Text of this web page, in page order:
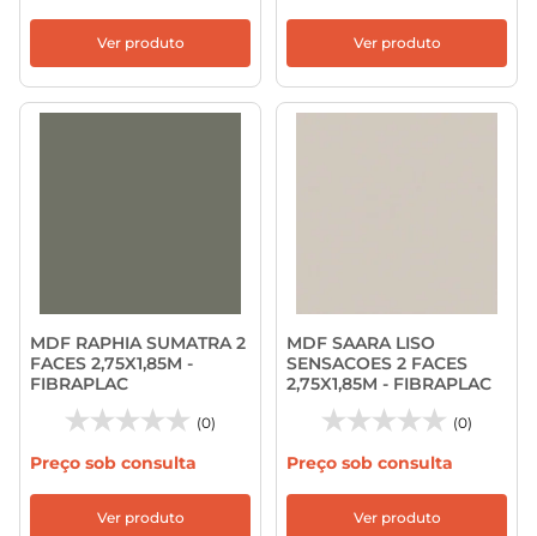
Ver produto Ver produto
MDF RAPHIA SUMATRA 2
FACES 2,75X1,85M -
FIBRAPLAC
(0)
Preço sob consulta
Ver produto
MDF SAARA LISO
SENSACOES 2 FACES
2,75X1,85M - FIBRAPLAC
(0)
Preço sob consulta
Ver produto